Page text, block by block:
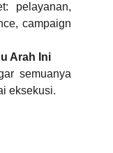
pelayanan,
campaign
Arah Ini
semuanya
eksekusi.